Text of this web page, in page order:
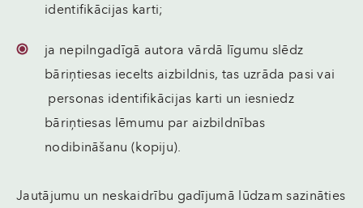
identifikācijas karti;
ja nepilngadīgā autora vārdā līgumu slēdz
bāriņtiesas iecelts aizbildnis, tas uzrāda pasi vai
personas identifikācijas karti un iesniedz
bāriņtiesas lēmumu par aizbildnības
nodibināšanu (kopiju).
Jautājumu un neskaidrību gadījumā lūdzam sazināties